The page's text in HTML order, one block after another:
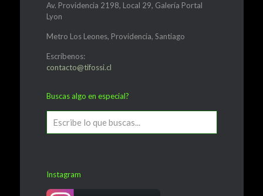
Av. Providencia 2198, Local 29, Galería Portal
Lyon
Metro Los Leones, Providencia, Santiago
Escríbenos:
contacto@tifossi.cl
Buscas algo en especial?
Instagram